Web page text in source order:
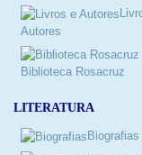
Autores
Biblioteca Rosacruz
LITERATURA
Biografias